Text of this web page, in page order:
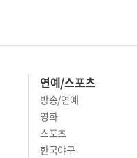
연예/스포츠
방송/연예
영화